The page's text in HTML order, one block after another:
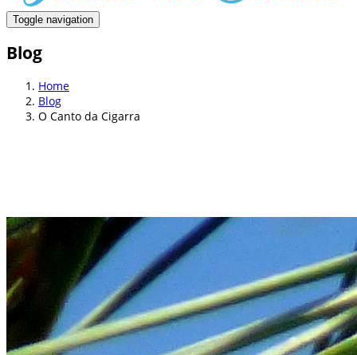
Toggle navigation
Blog
Home
Blog
O Canto da Cigarra